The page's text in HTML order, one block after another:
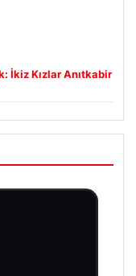
İkiz Kızlar Anıtkabir